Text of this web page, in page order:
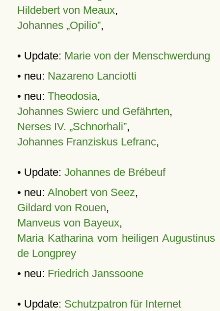
Hildebert von Meaux,
Johannes „Opilio”,
• Update: Marie von der Menschwerdung
• neu: Nazareno Lanciotti
• neu: Theodosia,
Johannes Swierc und Gefährten,
Nerses IV. „Schnorhali”,
Johannes Franziskus Lefranc,
• Update: Johannes de Brébeuf
• neu: Alnobert von Seez,
Gildard von Rouen,
Manveus von Bayeux,
Maria Katharina vom heiligen Augustinus
de Longprey
• neu: Friedrich Janssoone
• Update: Schutzpatron für Internet